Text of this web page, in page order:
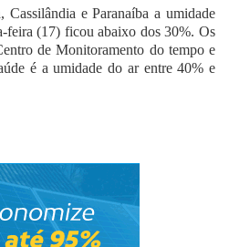
e Paranaíba a umidade
feira (17) ficou abaixo dos 30%. Os
de Monitoramento do tempo e
é a umidade do ar entre 40% e